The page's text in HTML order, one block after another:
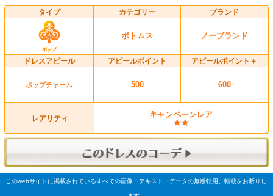
タイプ カテゴリー
ボトムス
ブランド
ノーブランド
ドレスアピール
ポップチャーム
アピールポイント
500
アピールポイント＋
600
レアリティ
キャンペーンレア
★★
このwebサイトに掲載されているすべての画像・テキスト・データの無断転用、転載をお断りし